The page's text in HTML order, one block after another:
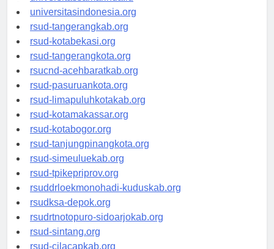
universitassamarinda.id
universitasindonesia.org
rsud-tangerangkab.org
rsud-kotabekasi.org
rsud-tangerangkota.org
rsucnd-acehbaratkab.org
rsud-pasuruankota.org
rsud-limapuluhkotakab.org
rsud-kotamakassar.org
rsud-kotabogor.org
rsud-tanjungpinangkota.org
rsud-simeuluekab.org
rsud-tpikepriprov.org
rsuddrloekmonohadi-kuduskab.org
rsudksa-depok.org
rsudrtnotopuro-sidoarjokab.org
rsud-sintang.org